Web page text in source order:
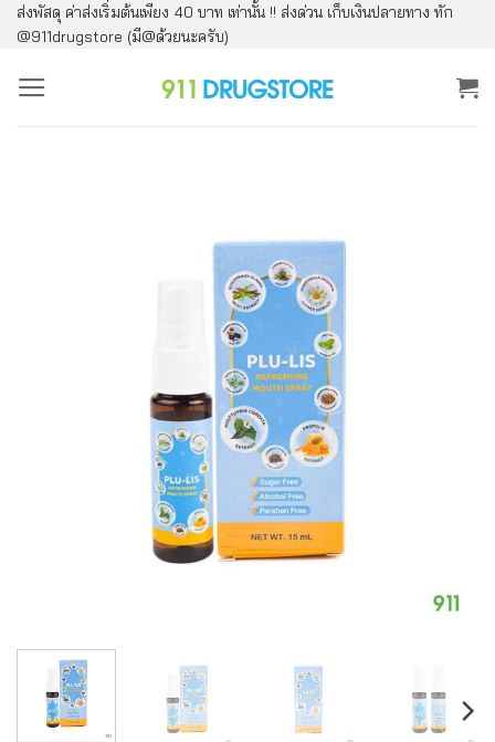
ข้าม
ไป
ยัง
ส่งพัสดุ ค่าส่งเริ่มต้นเพียง 40 บาท เท่านั้น !! ส่งด่วน เก็บเงินปลายทาง ทัก
@911drugstore (มี@ด้วยนะครับ)